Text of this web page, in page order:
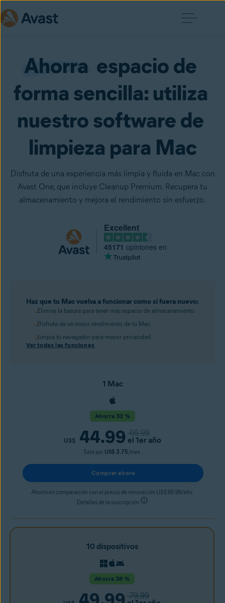
Ahorra espacio de
forma sencilla: utiliza
nuestro software de
limpieza para Mac
Disfruta de una experiencia más limpia y fluida en Mac con
Avast One, que incluye Cleanup Premium. Recupera tu
almacenamiento y mejora el rendimiento sin esfuerzo.
Excellent
45171 opiniones en
Haz que tu Mac vuelva a funcionar como si fuera nuevo:
Elimina la basura para tener más espacio de almacenamiento.
Disfruta de un mejor rendimiento de tu Mac.
Limpia tu navegador para mayor privacidad.
Ver todas las funciones
1 Mac
Ahorra 32 %
US$ 44.99 65.99
el 1er año
Sale por US$ 3.75/mes.
Comprar ahora
Ahorro en comparación con el precio de renovación US$ 65.99/año.
Detalles de la suscripción
10 dispositivos
Ahorra 38 %
79.99